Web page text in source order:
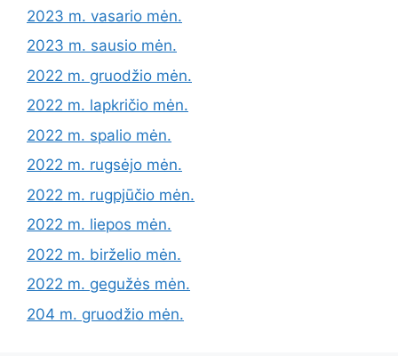
2023 m. vasario mėn.
2023 m. sausio mėn.
2022 m. gruodžio mėn.
2022 m. lapkričio mėn.
2022 m. spalio mėn.
2022 m. rugsėjo mėn.
2022 m. rugpjūčio mėn.
2022 m. liepos mėn.
2022 m. birželio mėn.
2022 m. gegužės mėn.
204 m. gruodžio mėn.